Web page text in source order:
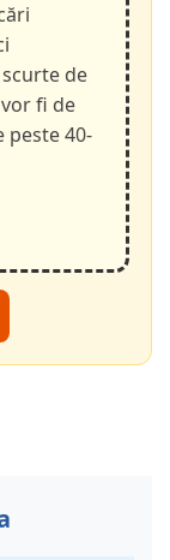
de
fi de
peste 40-